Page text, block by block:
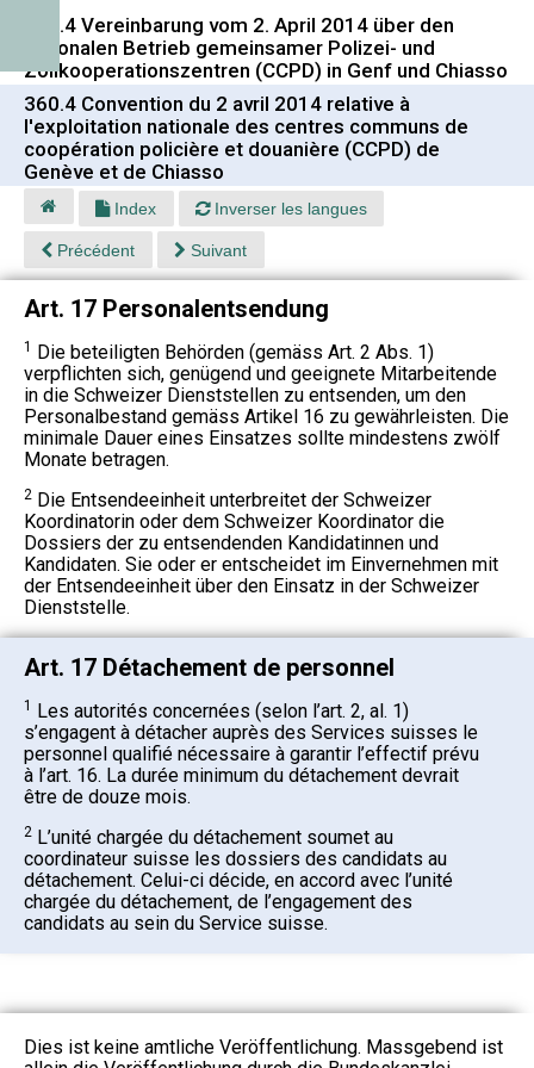
360.4 Vereinbarung vom 2. April 2014 über den
nationalen Betrieb gemeinsamer Polizei- und
Zollkooperationszentren (CCPD) in Genf und Chiasso
360.4 Convention du 2 avril 2014 relative à
l'exploitation nationale des centres communs de
coopération policière et douanière (CCPD) de
Genève et de Chiasso
Index Inverser les langues
Précédent Suivant
Art. 17 Personalentsendung
1 Die beteiligten Behörden (gemäss Art. 2 Abs. 1)
verpflichten sich, genügend und geeignete Mitarbeitende
in die Schweizer Dienststellen zu entsenden, um den
Personalbestand gemäss Artikel 16 zu gewährleisten. Die
minimale Dauer eines Einsatzes sollte mindestens zwölf
Monate betragen.
2 Die Entsendeeinheit unterbreitet der Schweizer
Koordinatorin oder dem Schweizer Koordinator die
Dossiers der zu entsendenden Kandidatinnen und
Kandidaten. Sie oder er entscheidet im Einvernehmen mit
der Entsendeeinheit über den Einsatz in der Schweizer
Dienststelle.
Art. 17 Détachement de personnel
1 Les autorités concernées (selon l’art. 2, al. 1)
s’engagent à détacher auprès des Services suisses le
personnel qualifié nécessaire à garantir l’effectif prévu
à l’art. 16. La durée minimum du détachement devrait
être de douze mois.
2 L’unité chargée du détachement soumet au
coordinateur suisse les dossiers des candidats au
détachement. Celui-ci décide, en accord avec l’unité
chargée du détachement, de l’engagement des
candidats au sein du Service suisse.
Dies ist keine amtliche Veröffentlichung. Massgebend ist